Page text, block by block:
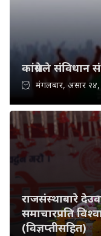
कांग्रेसले संविधान
मंगलबार, असार
राजसंस्थाबारे
समाचारप्रति
(विज्ञप्तीसहित)